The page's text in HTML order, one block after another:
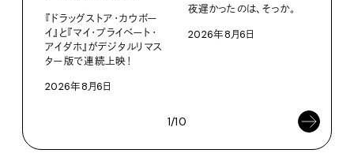
『ドラッグストア・カウボー
イ』と『マイ・プライベート・
アイダホ』がデジタルリマス
ター版で連続上映！
2026年8月6日
夜遅かったのは、そっか。
2026年8月6日
1/10